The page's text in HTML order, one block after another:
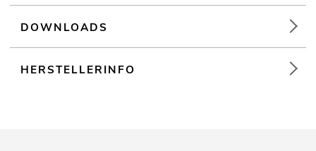
DOWNLOADS
HERSTELLERINFO